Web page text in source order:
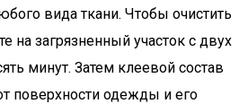
вида ткани. Чтобы очистить
на загрязненный участок с двух
минут. Затем клеевой состав
поверхности одежды и его